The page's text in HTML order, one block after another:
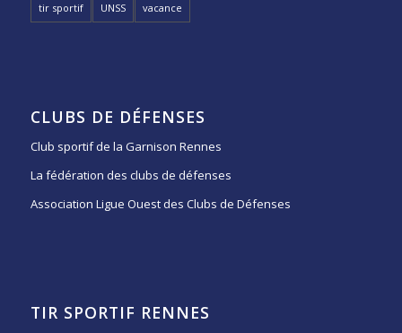
tir sportif UNSS vacance
CLUBS DE DÉFENSES
Club sportif de la Garnison Rennes
La fédération des clubs de défenses
Association Ligue Ouest des Clubs de Défenses
TIR SPORTIF RENNES